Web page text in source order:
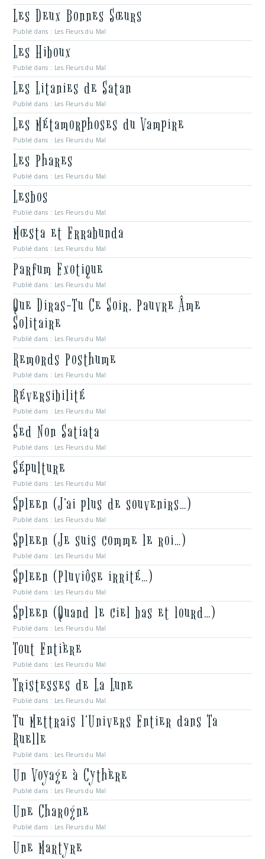
Les Deux Bonnes Sœurs
Publié dans : Les Fleurs du Mal
Les Hiboux
Publié dans : Les Fleurs du Mal
Les Litanies de Satan
Publié dans : Les Fleurs du Mal
Les Métamorphoses du Vampire
Publié dans : Les Fleurs du Mal
Les Phares
Publié dans : Les Fleurs du Mal
Lesbos
Publié dans : Les Fleurs du Mal
Mœsta et Errabunda
Publié dans : Les Fleurs du Mal
Parfum Exotique
Publié dans : Les Fleurs du Mal
Que Diras-Tu Ce Soir, Pauvre Âme
Solitaire
Publié dans : Les Fleurs du Mal
Remords Posthume
Publié dans : Les Fleurs du Mal
Réversibilité
Publié dans : Les Fleurs du Mal
Sed Non Satiata
Publié dans : Les Fleurs du Mal
Sépulture
Publié dans : Les Fleurs du Mal
Spleen (J’ai plus de souvenirs…)
Publié dans : Les Fleurs du Mal
Spleen (Je suis comme le roi…)
Publié dans : Les Fleurs du Mal
Spleen (Pluviôse irrité…)
Publié dans : Les Fleurs du Mal
Spleen (Quand le ciel bas et lourd…)
Publié dans : Les Fleurs du Mal
Tout Entière
Publié dans : Les Fleurs du Mal
Tristesses de La Lune
Publié dans : Les Fleurs du Mal
Tu Mettrais l’Univers Entier dans Ta
Ruelle
Publié dans : Les Fleurs du Mal
Un Voyage à Cythère
Publié dans : Les Fleurs du Mal
Une Charogne
Publié dans : Les Fleurs du Mal
Une Martyre